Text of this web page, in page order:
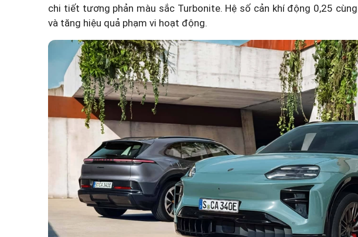
chi tiết tương phản màu sắc Turbonite. Hệ số cản khí động 0,25
và tăng hiệu quả phạm vi hoạt động.